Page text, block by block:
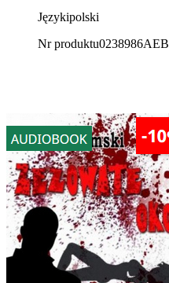
Językipolski
Nr produktu0238986AEB